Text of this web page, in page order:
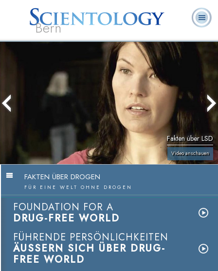
Bern
Ehrenamtliche
Geistliche
Häufig gestellte
Fragen
Fakten über LSD
Video anschauen
FAKTEN ÜBER DROGEN
FÜR EINE WELT OHNE DROGEN
FOUNDATION FOR A
DRUG-FREE WORLD
FÜHRENDE PERSÖNLICHKEITEN
ÄUSSERN SICH ÜBER DRUG-
FREE WORLD